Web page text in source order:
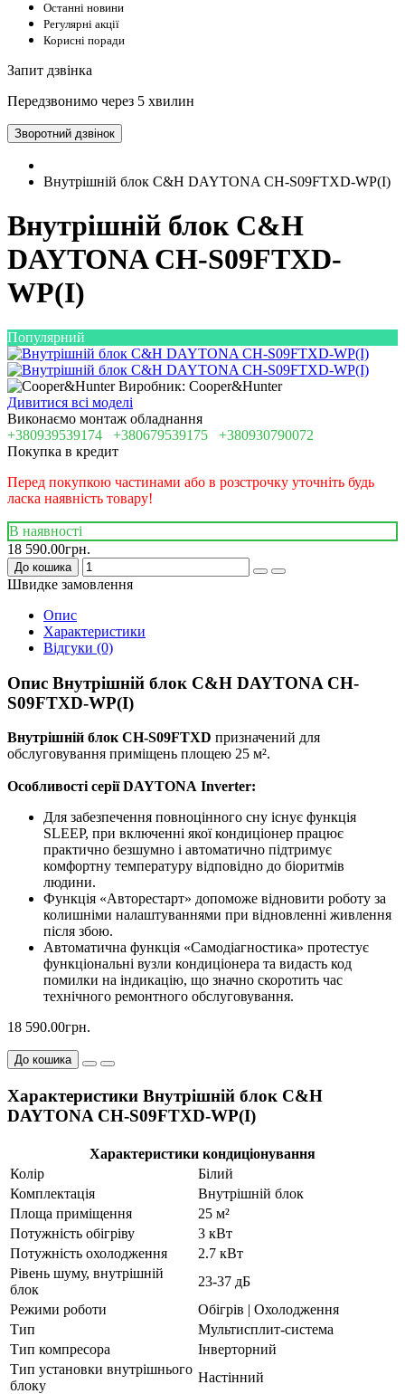
Останні новини
Регулярні акції
Корисні поради
Запит дзвінка
Передзвонимо через 5 хвилин
Зворотний дзвінок
Внутрішній блок C&H DAYTONA CH-S09FTXD-WP(I)
Внутрішній блок C&H
DAYTONA CH-S09FTXD-
WP(I)
Популярний
Виробник: Cooper&Hunter
Дивитися всі моделі
Виконаємо монтаж обладнання
+380939539174 +380679539175 +380930790072
Покупка в кредит
Перед покупкою частинами або в розстрочку уточніть будь
ласка наявність товару!
В наявності
18 590.00грн.
До кошика
Швидке замовлення
Опис
Характеристики
Відгуки (0)
Опис Внутрішній блок C&H DAYTONA CH-
S09FTXD-WP(I)
Внутрішній блок CH-S09FTXD призначений для
обслуговування приміщень площею 25 м².
Особливості серії DAYTONA Inverter:
Для забезпечення повноцінного сну існує функція
SLEEP, при включенні якої кондиціонер працює
практично безшумно і автоматично підтримує
комфортну температуру відповідно до біоритмів
людини.
Функція «Авторестарт» допоможе відновити роботу за
колишніми налаштуваннями при відновленні живлення
після збою.
Автоматична функція «Самодіагностика» протестує
функціональні вузли кондиціонера та видасть код
помилки на індикацію, що значно скоротить час
технічного ремонтного обслуговування.
18 590.00грн.
До кошика
Характеристики Внутрішній блок C&H
DAYTONA CH-S09FTXD-WP(I)
Характеристики кондиціонування
Колір
Білий
Комплектація
Внутрішній блок
Площа приміщення
25 м²
Потужність обігріву
3 кВт
Потужність охолодження
2.7 кВт
Рівень шуму, внутрішній
блок
23-37 дБ
Режими роботи
Обігрів | Охолодження
Тип
Мультисплит-система
Тип компресора
Інверторний
Тип установки внутрішнього
блоку
Настінний